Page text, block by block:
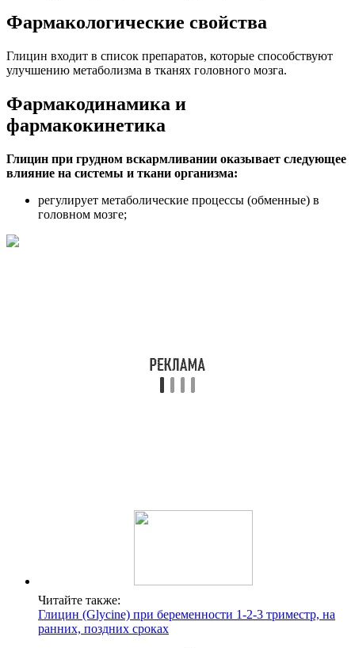
Фармакологические свойства
Глицин входит в список препаратов, которые способствуют
улучшению метаболизма в тканях головного мозга.
Фармакодинамика и
фармакокинетика
Глицин при грудном вскармливании оказывает следующее
влияние на системы и ткани организма:
регулирует метаболические процессы (обменные) в
головном мозге;
Читайте также:
Глицин (Glycine) при беременности 1-2-3 триместр, на
ранних, поздних сроках